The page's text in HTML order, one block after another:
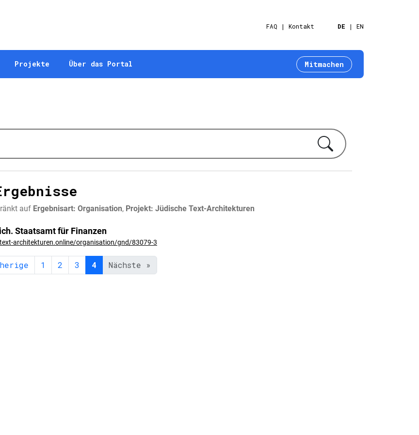
FAQ Kontakt DE EN
Projekte Über das Portal Mitmachen
auf Ergebnisart: Organisation, Projekt: Jüdische Text-Architekturen
Staatsamt für Finanzen
architekturen.online/organisation/gnd/83079-3
1 2 3 4 Nächste »